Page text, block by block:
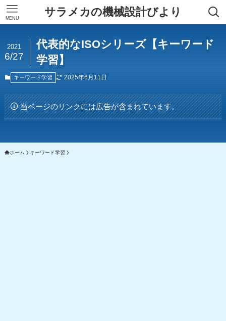
サラメカの機械設計びより
MENU
代表的なISOシリーズ【キーワード
学習】
2021
6/27
キーワード学習 2025年6月11日
当ページのリンクには広告が含まれています。
ホーム キーワード学習